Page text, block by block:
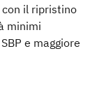
il ripristino
minimi
e maggiore